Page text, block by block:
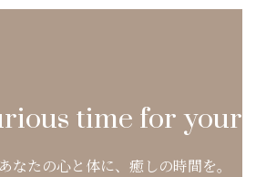
time for yourself.
あなたの心と体に、癒しの時間を。